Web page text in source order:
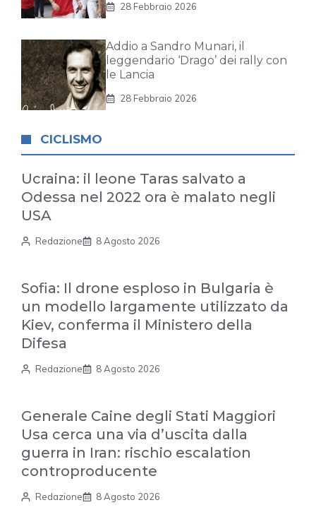
28 Febbraio 2026
Addio a Sandro Munari, il
leggendario ‘Drago’ dei rally con
le Lancia
28 Febbraio 2026
CICLISMO
Ucraina: il leone Taras salvato a
Odessa nel 2022 ora è malato negli
USA
Redazione 8 Agosto 2026
Sofia: Il drone esploso in Bulgaria è
un modello largamente utilizzato da
Kiev, conferma il Ministero della
Difesa
Redazione 8 Agosto 2026
Generale Caine degli Stati Maggiori
Usa cerca una via d’uscita dalla
guerra in Iran: rischio escalation
controproducente
Redazione 8 Agosto 2026